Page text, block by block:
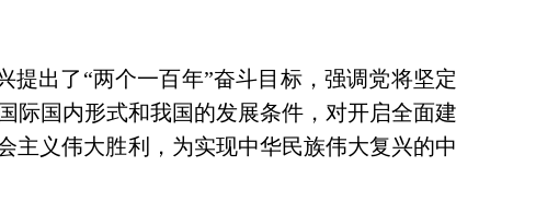
出了“两个一百年”奋斗目标，强调党将坚定
际国内形式和我国的发展条件，对开启全面建
主义伟大胜利，为实现中华民族伟大复兴的中